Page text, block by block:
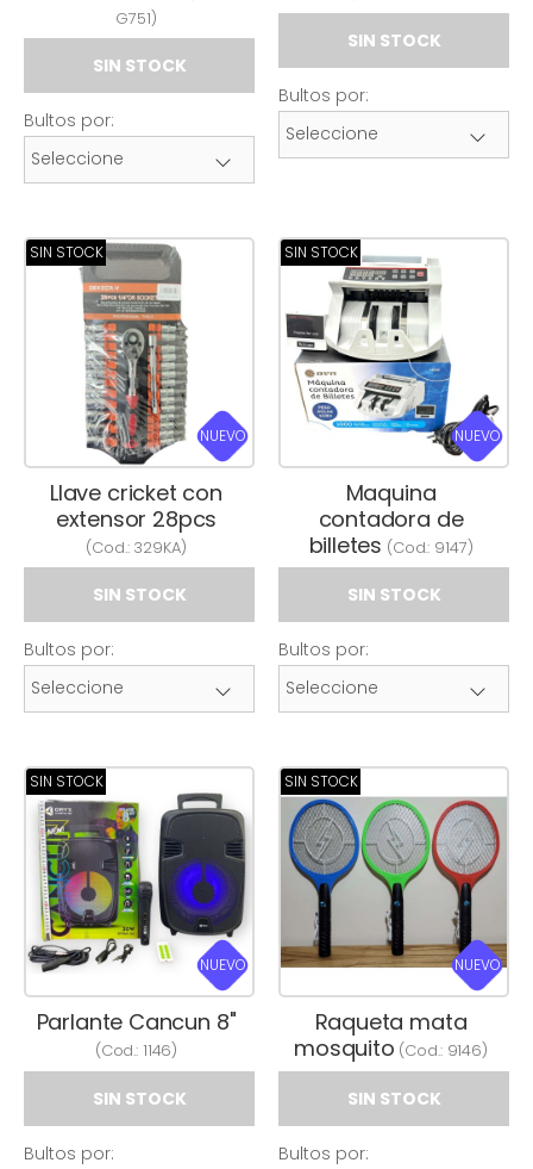
G751)
SIN STOCK
Bultos por:
SIN STOCK
Bultos por:
SIN STOCK
NUEVO
Llave cricket con
extensor 28pcs
(Cod.: 329KA)
SIN STOCK
Bultos por:
SIN STOCK
NUEVO
Maquina
contadora de
billetes (Cod.: 9147)
SIN STOCK
Bultos por:
SIN STOCK
NUEVO
Parlante Cancun 8"
(Cod.: 1146)
SIN STOCK
Bultos por:
SIN STOCK
NUEVO
Raqueta mata
mosquito (Cod.: 9146)
SIN STOCK
Bultos por: